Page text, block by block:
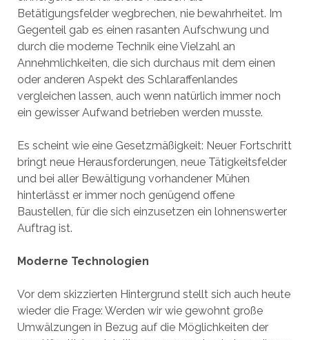
Betätigungsfelder wegbrechen, nie bewahrheitet. Im
Gegenteil gab es einen rasanten Aufschwung und
durch die moderne Technik eine Vielzahl an
Annehmlichkeiten, die sich durchaus mit dem einen
oder anderen Aspekt des Schlaraffenlandes
vergleichen lassen, auch wenn natürlich immer noch
ein gewisser Aufwand betrieben werden musste.
Es scheint wie eine Gesetzmäßigkeit: Neuer Fortschritt
bringt neue Herausforderungen, neue Tätigkeitsfelder
und bei aller Bewältigung vorhandener Mühen
hinterlässt er immer noch genügend offene
Baustellen, für die sich einzusetzen ein lohnenswerter
Auftrag ist.
Moderne Technologien
Vor dem skizzierten Hintergrund stellt sich auch heute
wieder die Frage: Werden wir wie gewohnt große
Umwälzungen in Bezug auf die Möglichkeiten der